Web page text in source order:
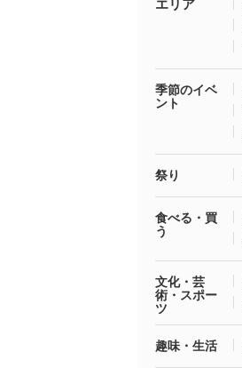
エリア
季節のイベ
ント
祭り
食べる・買
う
文化・芸
術・スポー
ツ
趣味・生活